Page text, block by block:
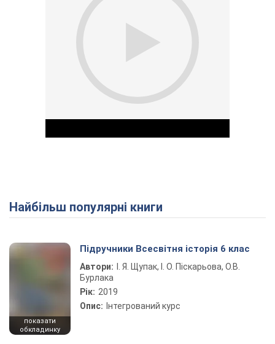
Play Video
Найбільш популярні книги
показати
обкладинку
Підручники Всесвітня історія 6 клас
Автори:
І. Я. Щупак, І. О. Піскарьова, О.В.
Бурлака
Рік: 2019
Опис: Інтегрований курс